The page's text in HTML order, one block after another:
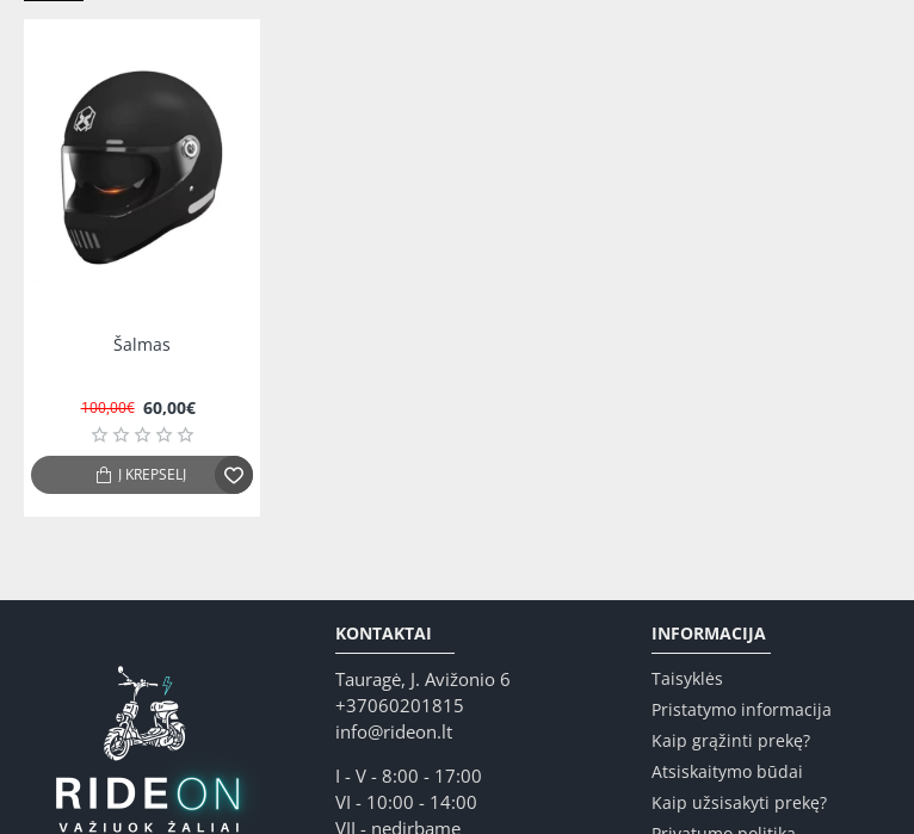
Šalmas
60,00€
100,00€
Į KREPŠELĮ
KONTAKTAI
Tauragė, J. Avižonio 6
+37060201815
info@rideon.lt
I - V - 8:00 - 17:00
VI - 10:00 - 14:00
VII - nedirbame
INFORMACIJA
Taisyklės
Pristatymo informacija
Kaip grąžinti prekę?
Atsiskaitymo būdai
Kaip užsisakyti prekę?